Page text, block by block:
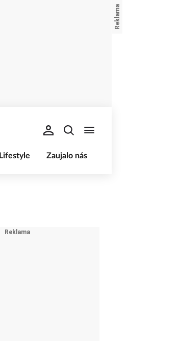
Lifestyle Zaujalo nás